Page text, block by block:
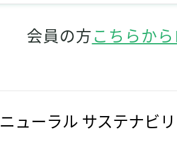
会員の方こちらか
ューラル サステナビ